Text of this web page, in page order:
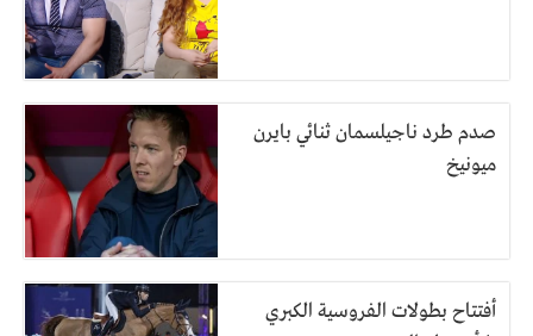
صدم طرد ناجيلسمان ثنائي بايرن
ميونيخ
أفتتاح بطولات الفروسية الكبري